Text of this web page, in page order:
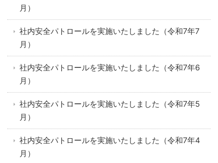
月）
社内安全パトロールを実施いたしました（令和7年7
月）
社内安全パトロールを実施いたしました（令和7年6
月）
社内安全パトロールを実施いたしました（令和7年5
月）
社内安全パトロールを実施いたしました（令和7年4
月）